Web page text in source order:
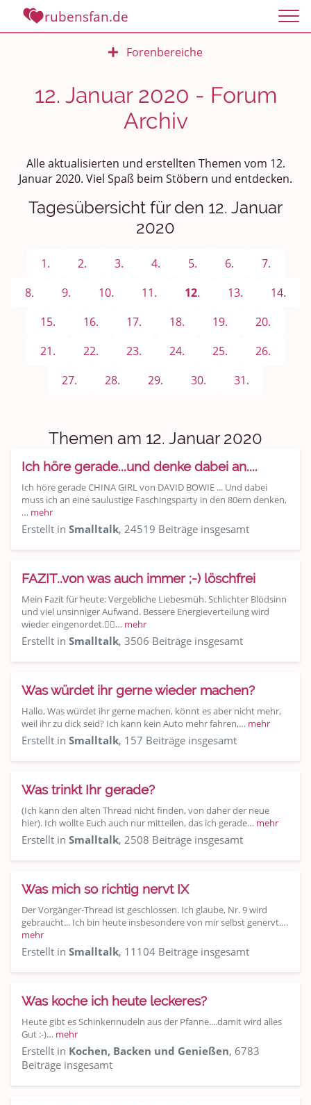
rubensfan.de
Forenbereiche
Rundum Leben
Politik und Weltgeschehen
Persönliches
Treffen und Stammtische
Shopping und Bekleidung
Urlaub und Reisen
Kochen, Backen und Genießen
Anregungen und Support
Spiel, Spaß und Sinnlosigkeit
Archiv
12. Januar 2020 - Forum
Archiv
Alle aktualisierten und erstellten Themen vom 12.
Januar 2020. Viel Spaß beim Stöbern und entdecken.
Tagesübersicht für den 12. Januar
2020
1. 2. 3. 4. 5. 6.
7.
8.
9. 10. 11. 12. 13.
14.
15.
16. 17. 18. 19.
20.
21.
22. 23. 24. 25.
26.
27.
28. 29. 30. 31.
Themen am 12. Januar 2020
Ich höre gerade...und denke dabei an....
Ich höre gerade CHINA GIRL von DAVID BOWIE ... Und dabei
muss ich an eine saulustige Faschingsparty in den 80ern denken,
… mehr
Erstellt in Smalltalk, 24519 Beiträge insgesamt
FAZIT..von was auch immer ;-) löschfrei
Mein Fazit für heute: Vergebliche Liebesmüh. Schlichter Blödsinn
und viel unsinniger Aufwand. Bessere Energieverteilung wird
wieder eingenordet.👍🏽… mehr
Erstellt in Smalltalk, 3506 Beiträge insgesamt
Was würdet ihr gerne wieder machen?
Hallo, Was würdet ihr gerne machen, könnt es aber nicht mehr,
weil ihr zu dick seid? Ich kann kein Auto mehr fahren,… mehr
Erstellt in Smalltalk, 157 Beiträge insgesamt
Was trinkt Ihr gerade?
(Ich kann den alten Thread nicht finden, von daher der neue
hier). Ich wollte Euch auch nur mitteilen, das ich gerade… mehr
Erstellt in Smalltalk, 2508 Beiträge insgesamt
Was mich so richtig nervt IX
Der Vorgänger-Thread ist geschlossen. Ich glaube, Nr. 9 wird
gebraucht... Ich bin heute insbesondere von mir selbst genervt.…
mehr
Erstellt in Smalltalk, 11104 Beiträge insgesamt
Was koche ich heute leckeres?
Heute gibt es Schinkennudeln aus der Pfanne....damit wird alles
Gut :-)… mehr
Erstellt in Kochen, Backen und Genießen, 6783
Beiträge insgesamt